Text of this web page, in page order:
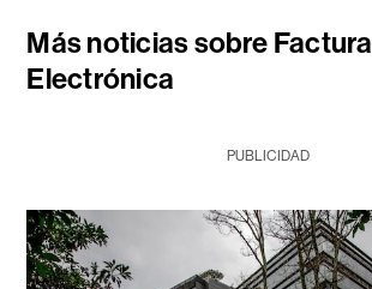
Más noticias sobre Factura
Electrónica
PUBLICIDAD